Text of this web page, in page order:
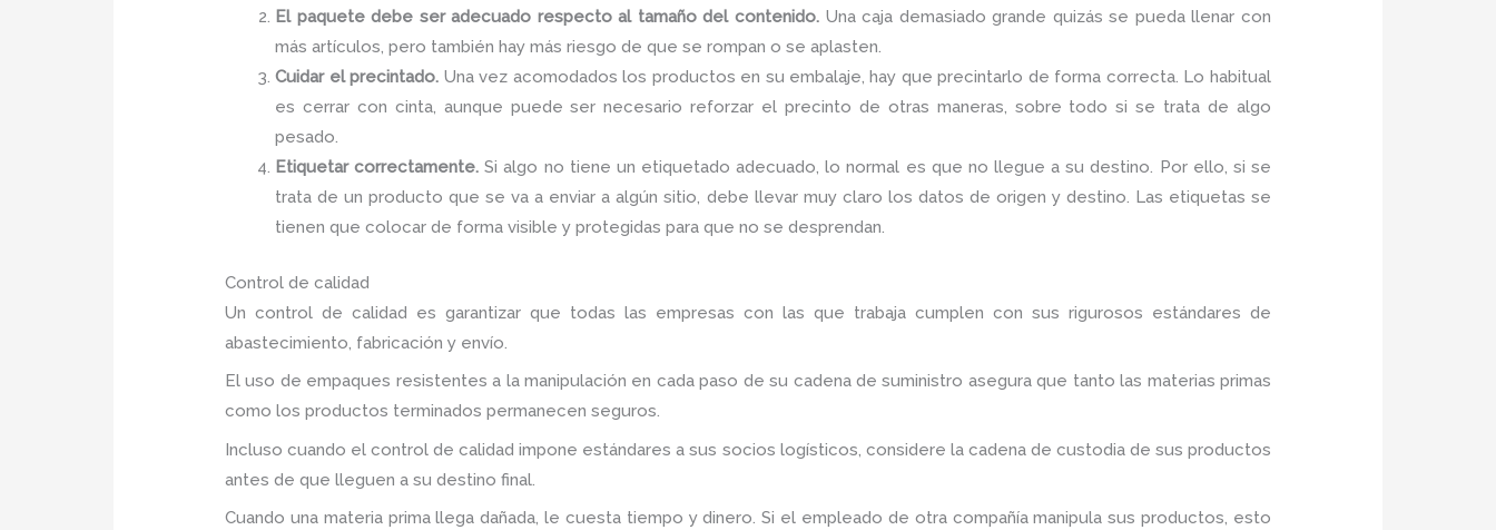
El paquete debe ser adecuado respecto al tamaño del contenido. Una caja demasiado grande quizás se pueda llenar con
más artículos, pero también hay más riesgo de que se rompan o se aplasten.
Cuidar el precintado. Una vez acomodados los productos en su embalaje, hay que precintarlo de forma correcta. Lo habitual
es cerrar con cinta, aunque puede ser necesario reforzar el precinto de otras maneras, sobre todo si se trata de algo
pesado.
Etiquetar correctamente. Si algo no tiene un etiquetado adecuado, lo normal es que no llegue a su destino. Por ello, si se
trata de un producto que se va a enviar a algún sitio, debe llevar muy claro los datos de origen y destino. Las etiquetas se
tienen que colocar de forma visible y protegidas para que no se desprendan.
Control de calidad
Un control de calidad es garantizar que todas las empresas con las que trabaja cumplen con sus rigurosos estándares de
abastecimiento, fabricación y envío.
El uso de empaques resistentes a la manipulación en cada paso de su cadena de suministro asegura que tanto las materias primas
como los productos terminados permanecen seguros.
Incluso cuando el control de calidad impone estándares a sus socios logísticos, considere la cadena de custodia de sus productos
antes de que lleguen a su destino final.
Cuando una materia prima llega dañada, le cuesta tiempo y dinero. Si el empleado de otra compañía manipula sus productos, esto